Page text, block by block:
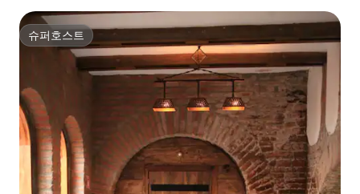
슈퍼호스트
슈퍼호스트